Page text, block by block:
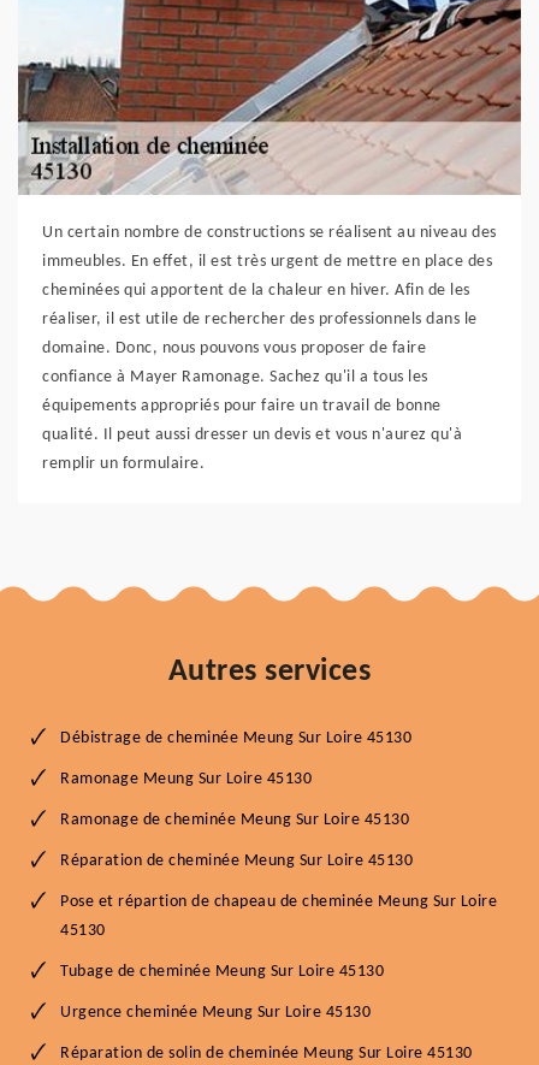
Un certain nombre de constructions se réalisent au niveau des
immeubles. En effet, il est très urgent de mettre en place des
cheminées qui apportent de la chaleur en hiver. Afin de les
réaliser, il est utile de rechercher des professionnels dans le
domaine. Donc, nous pouvons vous proposer de faire
confiance à Mayer Ramonage. Sachez qu'il a tous les
équipements appropriés pour faire un travail de bonne
qualité. Il peut aussi dresser un devis et vous n'aurez qu'à
remplir un formulaire.
Autres services
Débistrage de cheminée Meung Sur Loire 45130
Ramonage Meung Sur Loire 45130
Ramonage de cheminée Meung Sur Loire 45130
Réparation de cheminée Meung Sur Loire 45130
Pose et répartion de chapeau de cheminée Meung Sur Loire
45130
Tubage de cheminée Meung Sur Loire 45130
Urgence cheminée Meung Sur Loire 45130
Réparation de solin de cheminée Meung Sur Loire 45130